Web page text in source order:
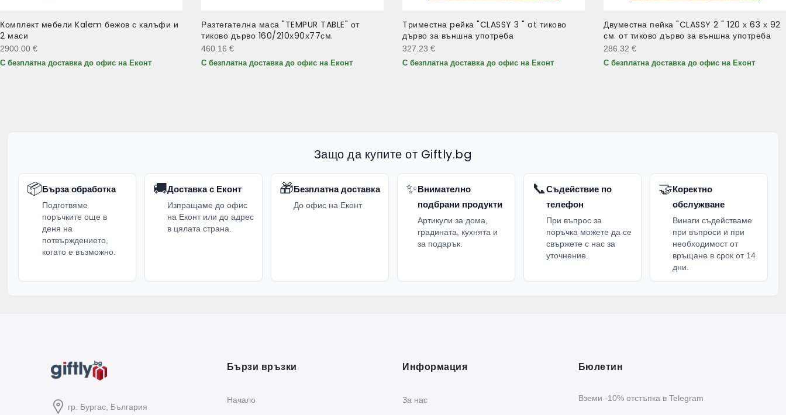
Комплект мебели Kalem бежов с калъфи и
2 маси
2900.00 €
С безплатна доставка до офис на Еконт
Разтегателна маса "TEMPUR TABLE" от
тиково дърво 160/210х90х77см.
460.16 €
С безплатна доставка до офис на Еконт
Tриместна pейка "CLASSY 3 " ot тиково
дърво за външна употреба
327.23 €
С безплатна доставка до офис на Еконт
Двуместна пейка "CLASSY 2 " 120 х 63 х 92
см. от тиково дърво за външна употреба
286.32 €
С безплатна доставка до офис на Еконт
Защо да купите от Giftly.bg
📦Бърза обработка
Подготвяме
поръчките още в
деня на
потвърждението,
когато е възможно.
🚚Доставка с Еконт
Изпращаме до офис
на Еконт или до адрес
в цялата страна.
🎁Безплатна доставка
До офис на Еконт
✨Внимателно
подбрани продукти
Артикули за дома,
градината, кухнята и
за подарък.
📞Съдействие по
телефон
При въпрос за
поръчка можете да се
свържете с нас за
уточнение.
🤝Коректно
обслужване
Винаги съдействаме
при въпроси и при
необходимост от
връщане в срок от 14
дни.
гр. Бургас, България
Бързи връзки
Начало
Информация
За нас
Бюлетин
Вземи -10% отстъпка в Telegram